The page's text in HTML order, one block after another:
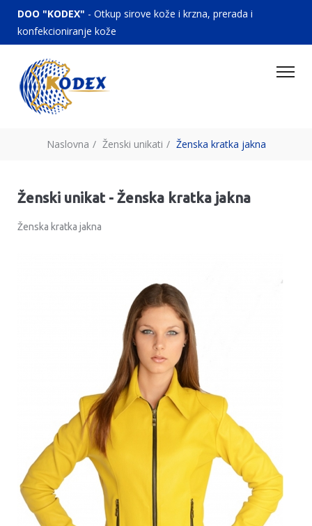
DOO "KODEX" - Otkup sirove kože i krzna, prerada i
konfekcioniranje kože
Naslovna / Ženski unikati / Ženska kratka jakna
Ženski unikat - Ženska kratka jakna
Ženska kratka jakna